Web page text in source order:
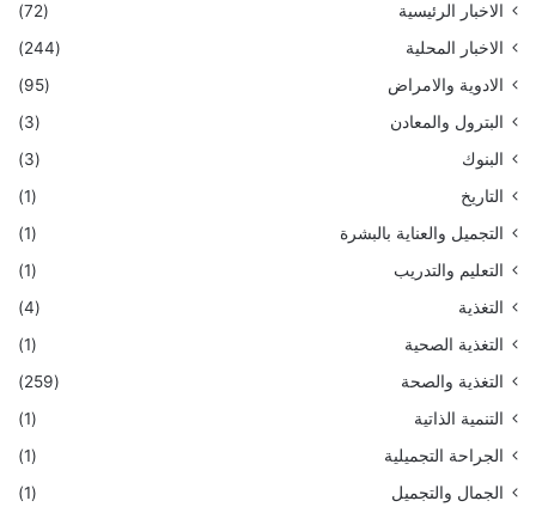
الاخبار الرئيسية
(72)
الاخبار المحلية
(244)
الادوية والامراض
(95)
البترول والمعادن
(3)
البنوك
(3)
التاريخ
(1)
التجميل والعناية بالبشرة
(1)
التعليم والتدريب
(1)
التغذية
(4)
التغذية الصحية
(1)
التغذية والصحة
(259)
التنمية الذاتية
(1)
الجراحة التجميلية
(1)
الجمال والتجميل
(1)